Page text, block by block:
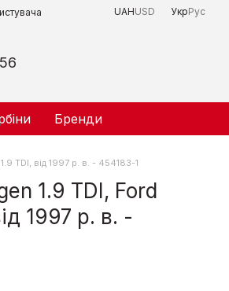
UAHUSD УкрРус
Бренди
TDI, від 1997 р. в. - 454183-1
1.9 TDI, Ford
1997 р. в. -